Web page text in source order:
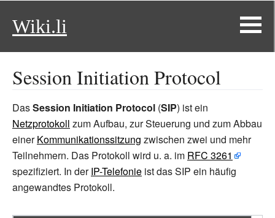
Wiki.li
Session Initiation Protocol
DasSession Initiation Protocol (SIP) ist ein
Netzprotokoll zum Aufbau, zur Steuerung und zum Abbau
einerKommunikationssitzung zwischen zwei und mehr
Teilnehmern. Das Protokoll wird u. a. im RFC 3261
spezifiziert. In derIP-Telefonie ist das SIP ein häufig
angewandtes Protokoll.